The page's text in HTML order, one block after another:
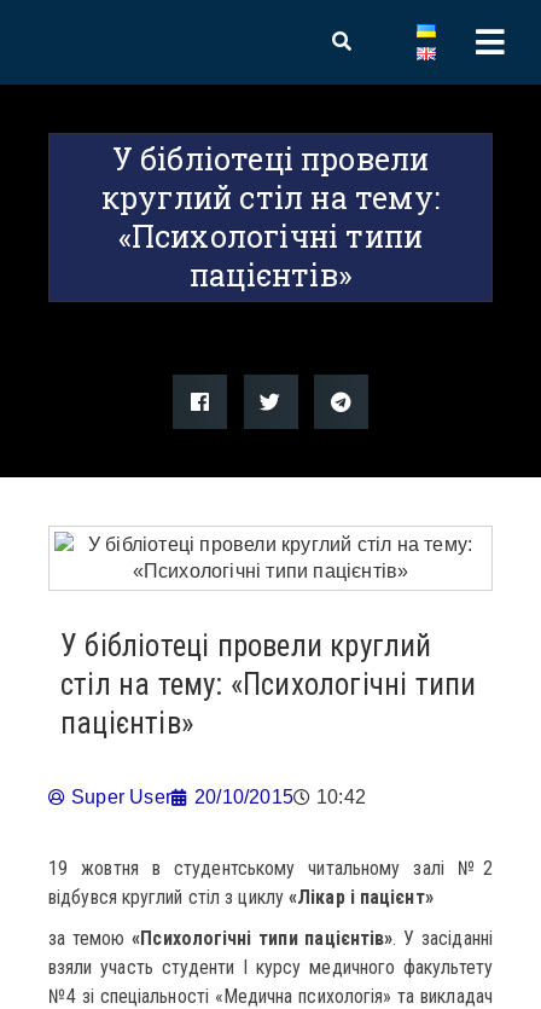
У бібліотеці провели
круглий стіл на тему:
«Психологічні типи
пацієнтів»
У бібліотеці провели круглий
стіл на тему: «Психологічні типи
пацієнтів»
Super User 20/10/2015 10:42
19 жовтня в студентському читальному залі №2
відбувся круглий стіл з циклу«Лікар і пацієнт»
за темою«Психологічні типи пацієнтів». У засіданні
взяли участь студенти І курсу медичного факультету
№4 зі спеціальності «Медична психологія» та викладач